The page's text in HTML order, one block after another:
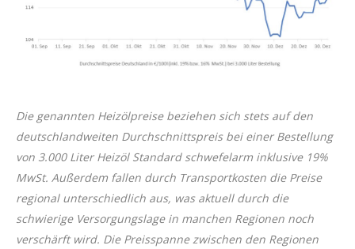
Die genannten Heizölpreise beziehen sich stets auf den
deutschlandweiten Durchschnittspreis bei einer Bestellung
von 3.000 Liter Heizöl Standard schwefelarm inklusive 19%
MwSt. Außerdem fallen durch Transportkosten die Preise
regional unterschiedlich aus, was aktuell durch die
schwierige Versorgungslage in manchen Regionen noch
verschärft wird. Die Preisspanne zwischen den Regionen